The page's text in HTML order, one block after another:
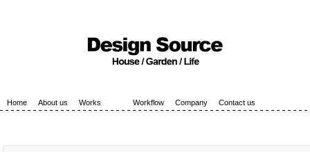
Home About us Works Workflow Company Contact us